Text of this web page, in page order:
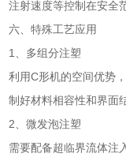
注射速度等控制在安全
六、特殊工艺应用
1、多组分注塑
利用C形机的空间优势
制好材料相容性和界面
2、微发泡注塑
需要配备超临界流体注